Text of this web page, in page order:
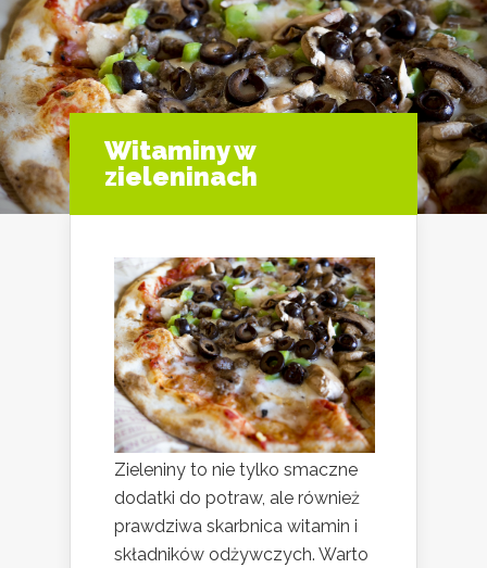
Witaminy w
zieleninach
Zieleniny to nie tylko smaczne
dodatki do potraw, ale również
prawdziwa skarbnica witamin i
składników odżywczych. Warto